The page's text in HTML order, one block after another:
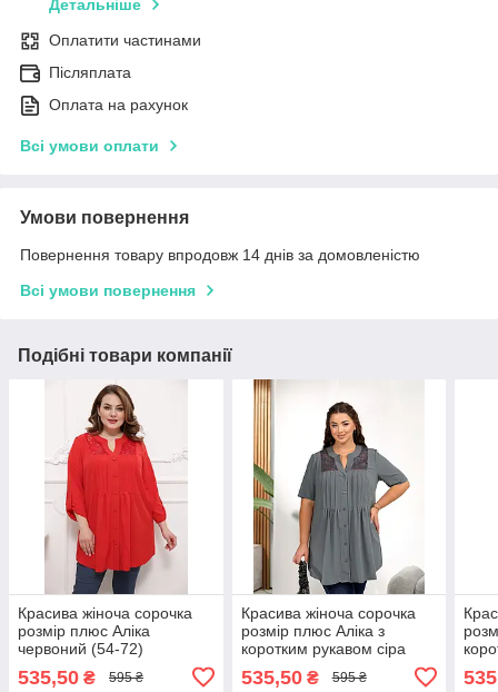
Детальніше
Оплатити частинами
Післяплата
Оплата на рахунок
Всі умови оплати
Умови повернення
Повернення товару впродовж 14 днів за домовленістю
Всі умови повернення
Подібні товари компанії
Красива жіноча сорочка
розмір плюс Аліка
червоний (54-72)
535,50 ₴ 595 ₴
Красива жіноча сорочка
розмір плюс Аліка з
коротким рукавом сіра
535,50₴ 595 ₴